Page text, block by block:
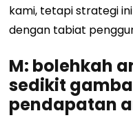
kami, tetapi strategi
dengan tabiat
M: bolehkah
sedikit
pendapatan